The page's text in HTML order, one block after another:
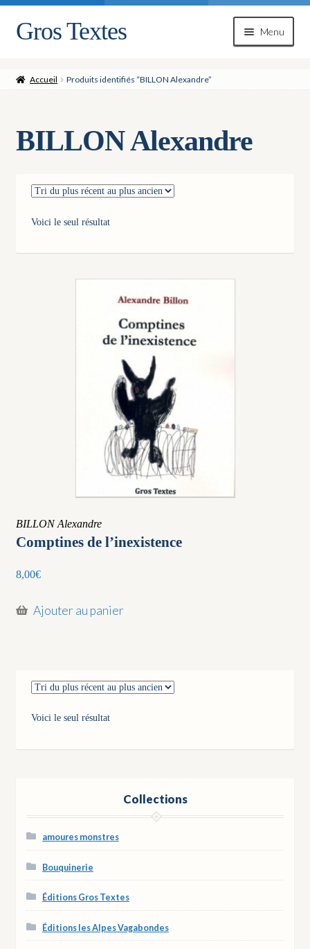
Aller
à
navigation
Aller
au
Gros Textes Menu
Accueil Produits identifiés “BILLON Alexandre”
BILLON Alexandre
Voici le seul résultat
BILLON Alexandre
Comptines de l’inexistence
8,00€
Ajouter au panier
Voici le seul résultat
Collections
amoures monstres
Bouquinerie
Éditions Gros Textes
Éditions les Alpes Vagabondes